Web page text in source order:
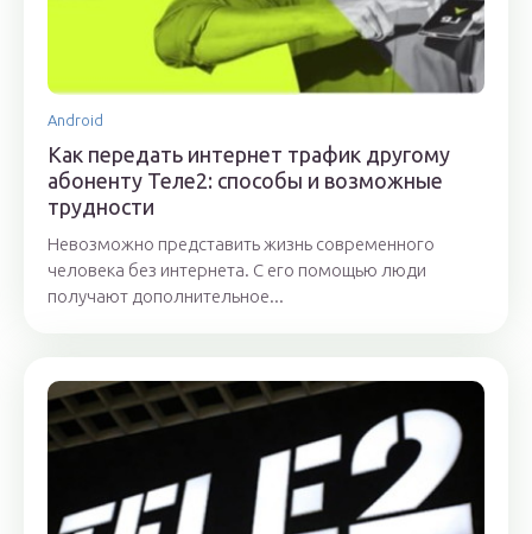
Android
Как передать интернет трафик другому
абоненту Теле2: способы и возможные
трудности
Невозможно представить жизнь современного
человека без интернета. С его помощью люди
получают дополнительное...